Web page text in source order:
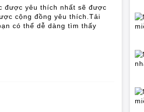
được yêu thích nhất sẽ được
cộng đồng yêu thích.Tải
có thể dễ dàng tìm thấy